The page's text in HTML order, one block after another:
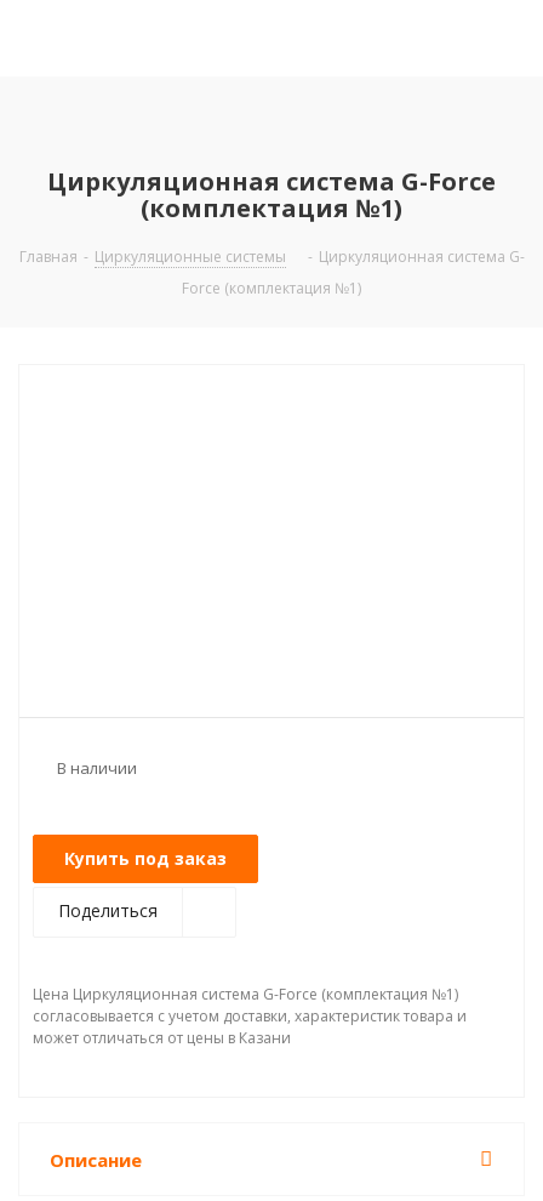
Циркуляционная система G-Force
(комплектация №1)
Главная - Циркуляционные системы - Циркуляционная система G-
Force (комплектация №1)
В наличии
Купить под заказ
Поделиться
Цена Циркуляционная система G-Force (комплектация №1)
согласовывается с учетом доставки, характеристик товара и
может отличаться от цены в Казани
Описание